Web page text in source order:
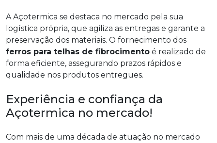
A Açotermica se destaca no mercado pela sua
logística própria, que agiliza as entregas e garante a
preservação dos materiais. O fornecimento dos
ferros para telhas de fibrocimento é realizado de
forma eficiente, assegurando prazos rápidos e
qualidade nos produtos entregues.
Experiência e confiança da
Açotermica no mercado!
Com mais de uma década de atuação no mercado